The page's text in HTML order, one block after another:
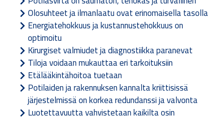
Olosuhteet ja ilmanlaatu ovat erinomaisella tasolla
Energiatehokkuus ja kustannustehokkuus on
optimoitu
Kirurgiset valmiudet ja diagnostiikka paranevat
Tiloja voidaan mukauttaa eri tarkoituksiin
Etälääkintähoitoa tuetaan
Potilaiden ja rakennuksen kannalta kriittisissä
järjestelmissä on korkea redundanssi ja valvonta
Luotettavuutta vahvistetaan kaikilta osin